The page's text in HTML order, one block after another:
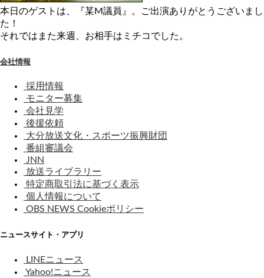
本日のゲストは、『某M議員』。ご出演ありがとうございまし
た！
それではまた来週、お相手はミチコでした。
会社情報
採用情報
モニター募集
会社見学
後援依頼
大分放送文化・スポーツ振興財団
番組審議会
JNN
放送ライブラリー
特定商取引法に基づく表示
個人情報について
OBS NEWS Cookieポリシー
ニュースサイト・アプリ
LINEニュース
Yahoo!ニュース